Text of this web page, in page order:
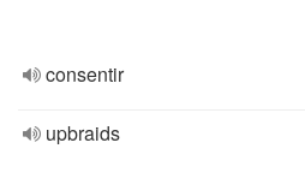
consentir
upbraids